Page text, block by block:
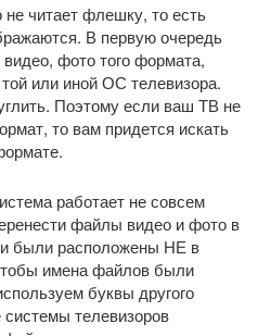
не читает флешку, то есть
В первую очередь
фото того формата,
или иной ОС телевизора.
Поэтому если ваш ТВ не
то вам придется искать
работает не совсем
файлы видео и фото в
были расположены НЕ в
имена файлов были
буквы другого
телевизоров